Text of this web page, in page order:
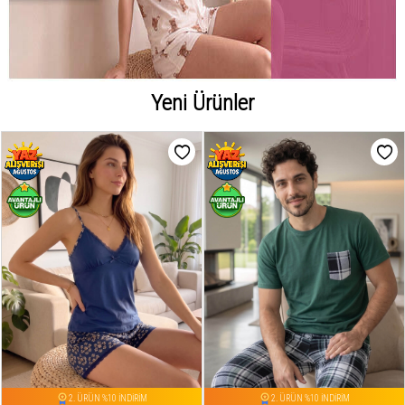
Yeni Ürünler
2. ÜRÜN %10 İNDİRİM 2. ÜRÜN %10 İNDİRİM